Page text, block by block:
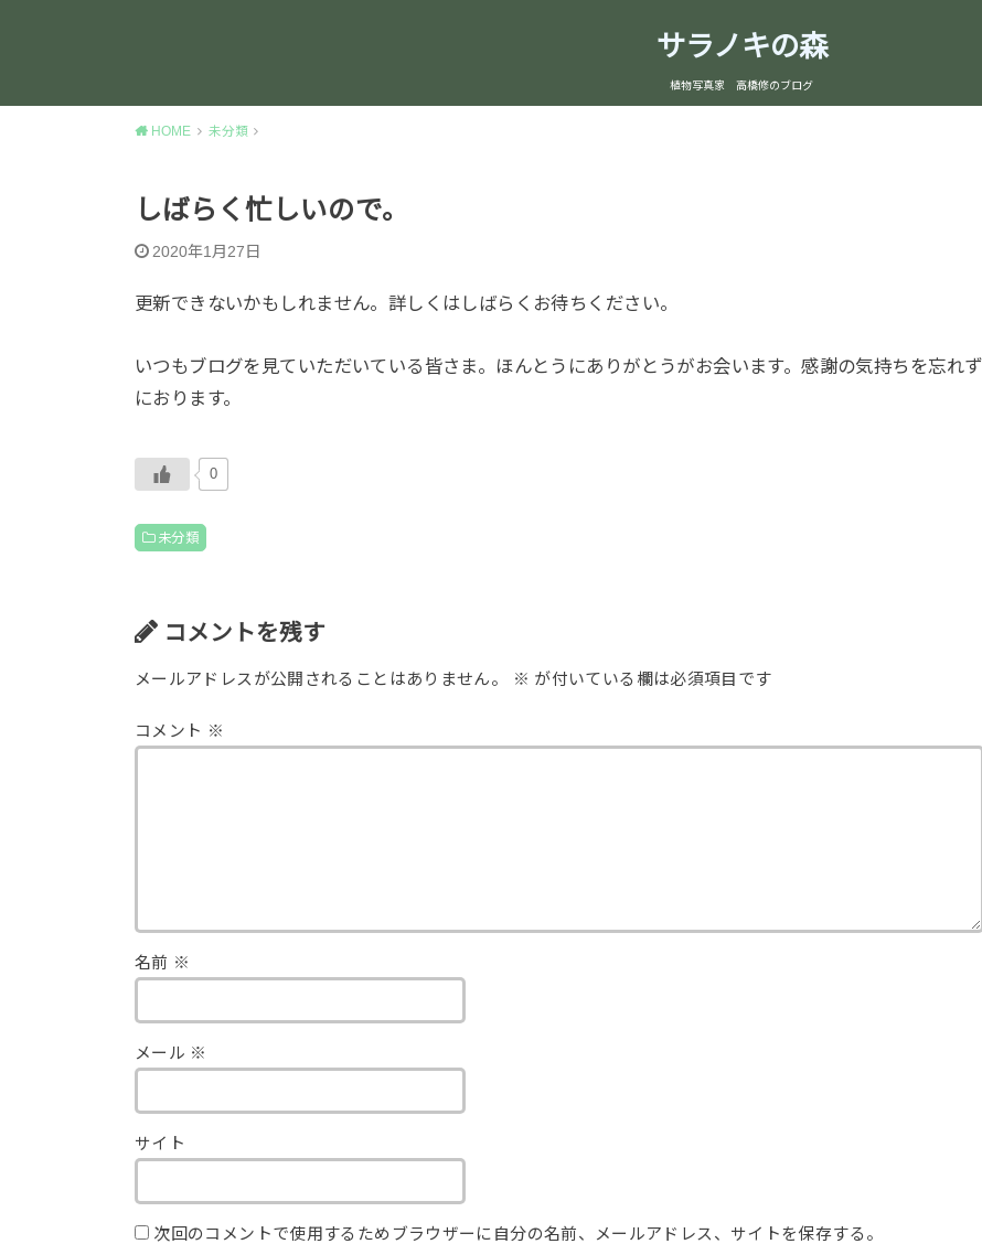
サラノキの森
植物写真家 高橋修のブログ
HOME 未分類
しばらく忙しいので。
2020年1月27日
更新できないかもしれません。詳しくはしばらくお待ちください。
いつもブログを見ていただいている皆さま。ほんとうにありがとうがお会います。感謝の気持ちを忘れず
におります。
0
未分類
コメントを残す
メールアドレスが公開されることはありません。 ※ が付いている欄は必須項目です
コメント ※
名前 ※
メール ※
サイト
次回のコメントで使用するためブラウザーに自分の名前、メールアドレス、サイトを保存する。